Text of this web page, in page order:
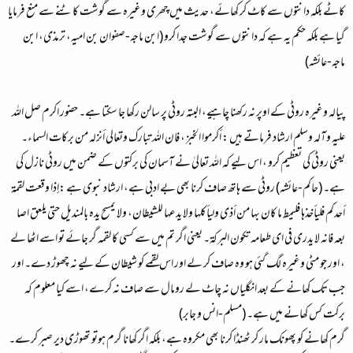
کاٹے بلکہ دانتوں سے کاٹ کر کھائے، حدیث میں چھری وغیرہ سے گوشت کاٹنے سے منع فرمایا
گیا ہے بلکہ حکم یہ ہے کہدانتوں سے گوشت جدا کرو(ابن ماجہ-صفوان بن امیہ، ترمذی، ابن
ماجہ-عائشہ)
پیالہ وغیرہ روٹی کے اوپر نہ رکھنا چاہیے، البتہ روٹی پر سالن رکھا جا سکتا ہے۔ حضور اکرم صل اللہ
علیہ وآلہ وسلم ارشاد فرماتے ہیں :أكرموا الخبز ، فان الله تبارك وتعالى أنزلہ من بركات السماء۔
یعنی روٹی کی تعظیم کرو ، اس لیے کہ اللہ تعالیٰ نے آسمان کی برکتوں کے ضمن میں روٹی نازل کی
ہے۔(حاکم-عائشہ) روٹی سے ہاتھ صاف کرنا بھی بے ادبی ہے، ارشاد نبوی ہے :إذا وقعت لقمة
أحدكم فليأخذها فليمط ما كان بها من أذى وليأكلها ولا يدعها للشيطان، ولا یمسح یدہ بالمندیل حتی یلعق اصا
بعہ فانہ لا یدری فی ای طعامہ تکون البركة۔ یعنی اگر تم میں سے کسی کا لقمہ گر جائے تو اسے اٹھا لے
، اور جو مٹی وغیرہ لگ گئی ہو وہ صاف کر لے اور اس لقمے کو شیطان کے لیے نہ چھوڑ دے۔ اور
جب تک کھانے کے بعد انگلیاں نہ چاٹ لے رومال سے صاف نہ کرے، اسے کیا معلوم کہ
برکت کس کھانے میں ہے۔(مسلم-انس و جابر)
گرم کھانے کو پھونک مار کر ٹھنڈا کرنا بھی مکروہ ہے، بلکہ اگر کھانا گرم ہوتو تھوڑی دیر صبر کرے۔